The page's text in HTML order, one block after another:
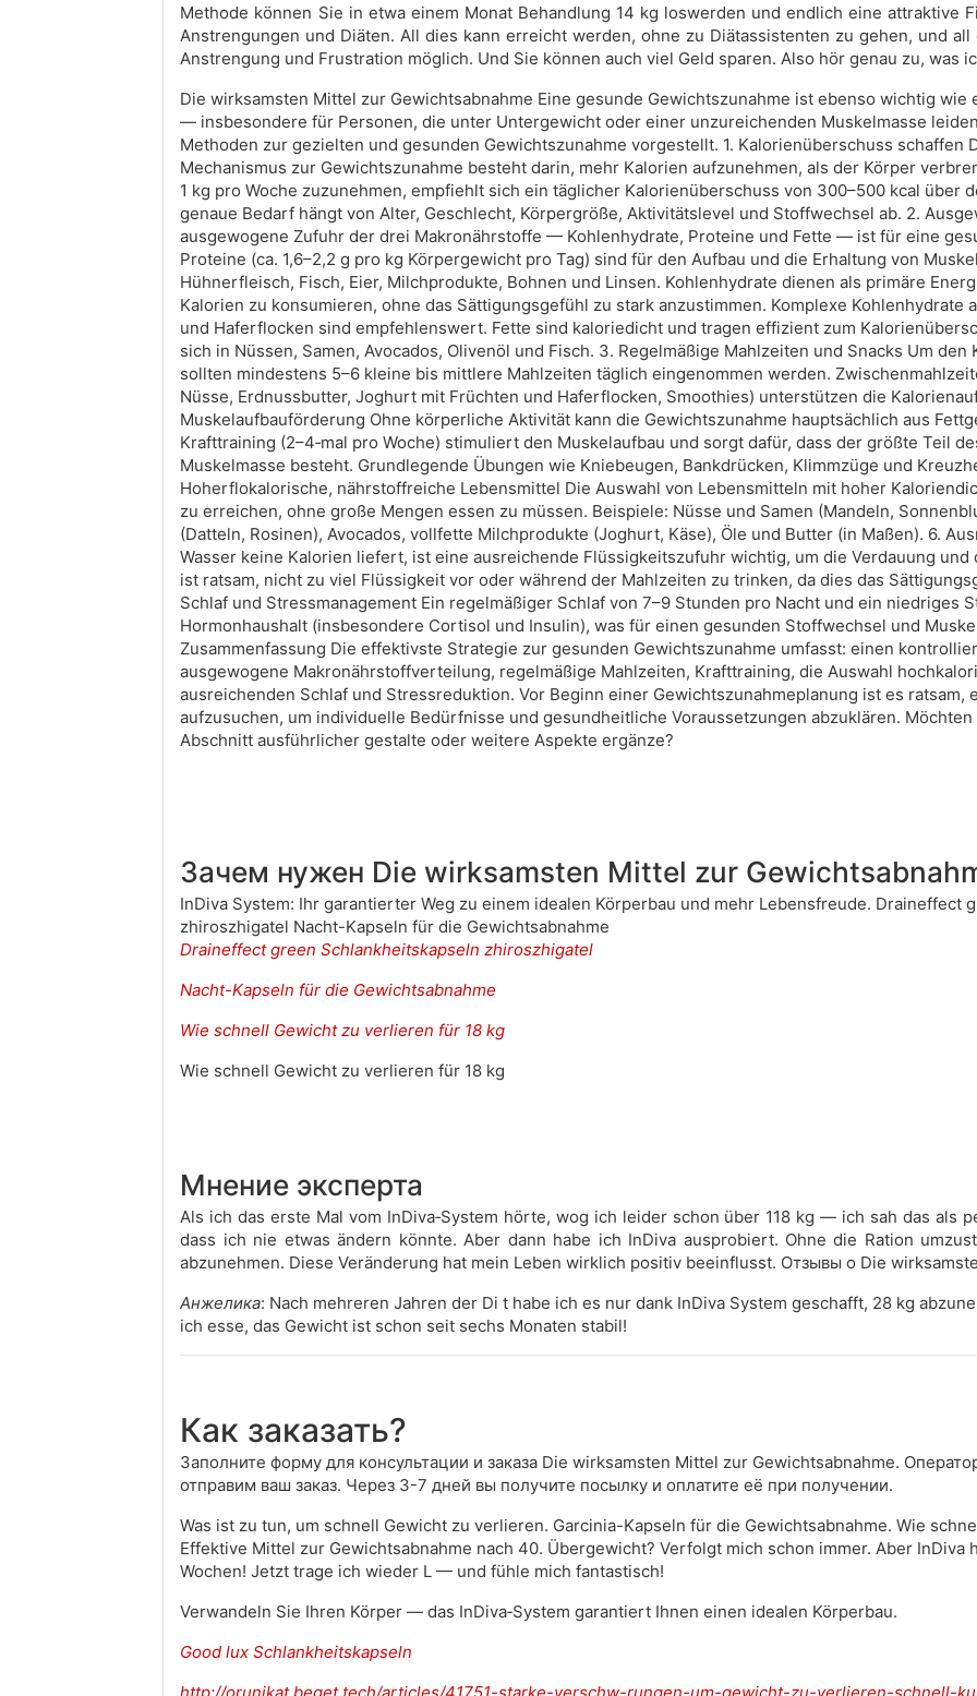
Methode können Sie in etwa einem Monat Behandlung 14 kg loswerden und endlich eine attraktive
Anstrengungen und Diäten. All dies kann erreicht werden, ohne zu Diätassistenten zu gehen, und
Anstrengung und Frustration möglich. Und Sie können auch viel Geld sparen. Also hör genau zu, was
Die wirksamsten Mittel zur Gewichtsabnahme Eine gesunde Gewichtszunahme ist ebenso wichtig
— insbesondere für Personen, die unter Untergewicht oder einer unzureichenden Muskelmasse
Methoden zur gezielten und gesunden Gewichtszunahme vorgestellt. 1. Kalorienüberschuss schaffen
Mechanismus zur Gewichtszunahme besteht darin, mehr Kalorien aufzunehmen, als der Körper
1 kg pro Woche zuzunehmen, empfiehlt sich ein täglicher Kalorienüberschuss von 300–500 kcal über
genaue Bedarf hängt von Alter, Geschlecht, Körpergröße, Aktivitätslevel und Stoffwechsel ab. 2.
ausgewogene Zufuhr der drei Makronährstoffe — Kohlenhydrate, Proteine und Fette — ist für eine
Proteine (ca. 1,6–2,2 g pro kg Körpergewicht pro Tag) sind für den Aufbau und die Erhaltung von
Hühnerfleisch, Fisch, Eier, Milchprodukte, Bohnen und Linsen. Kohlenhydrate dienen als primäre
Kalorien zu konsumieren, ohne das Sättigungsgefühl zu stark anzustimmen. Komplexe Kohlenhydrate
und Haferflocken sind empfehlenswert. Fette sind kaloriedicht und tragen effizient zum
sich in Nüssen, Samen, Avocados, Olivenöl und Fisch. 3. Regelmäßige Mahlzeiten und Snacks Um
sollten mindestens 5–6 kleine bis mittlere Mahlzeiten täglich eingenommen werden.
Nüsse, Erdnussbutter, Joghurt mit Früchten und Haferflocken, Smoothies) unterstützen die
Muskelaufbauförderung Ohne körperliche Aktivität kann die Gewichtszunahme hauptsächlich aus
Krafttraining (2–4‑mal pro Woche) stimuliert den Muskelaufbau und sorgt dafür, dass der größte Teil
Muskelmasse besteht. Grundlegende Übungen wie Kniebeugen, Bankdrücken, Klimmzüge und
Hoherflokalorische, nährstoffreiche Lebensmittel Die Auswahl von Lebensmitteln mit hoher
zu erreichen, ohne große Mengen essen zu müssen. Beispiele: Nüsse und Samen (Mandeln,
(Datteln, Rosinen), Avocados, vollfette Milchprodukte (Joghurt, Käse), Öle und Butter (in Maßen). 6.
Wasser keine Kalorien liefert, ist eine ausreichende Flüssigkeitszufuhr wichtig, um die Verdauung
ist ratsam, nicht zu viel Flüssigkeit vor oder während der Mahlzeiten zu trinken, da dies das
Schlaf und Stressmanagement Ein regelmäßiger Schlaf von 7–9 Stunden pro Nacht und ein niedriges
Hormonhaushalt (insbesondere Cortisol und Insulin), was für einen gesunden Stoffwechsel und
Zusammenfassung Die effektivste Strategie zur gesunden Gewichtszunahme umfasst: einen
ausgewogene Makronährstoffverteilung, regelmäßige Mahlzeiten, Krafttraining, die Auswahl
ausreichenden Schlaf und Stressreduktion. Vor Beginn einer Gewichtszunahmeplanung ist es ratsam,
aufzusuchen, um individuelle Bedürfnisse und gesundheitliche Voraussetzungen abzuklären.
Abschnitt ausführlicher gestalte oder weitere Aspekte ergänze?
Зачем нужен Die wirksamsten Mittel zur
InDiva System: Ihr garantierter Weg zu einem idealen Körperbau und mehr Lebensfreude. Draineffect
zhiroszhigatel Nacht-Kapseln für die Gewichtsabnahme
Draineffect green Schlankheitskapseln zhiroszhigatel
Nacht-Kapseln für die Gewichtsabnahme
Wie schnell Gewicht zu verlieren für 18 kg
Wie schnell Gewicht zu verlieren für 18 kg
Мнение эксперта
Als ich das erste Mal vom InDiva‑System hörte, wog ich leider schon über 118 kg — ich sah das als
dass ich nie etwas ändern könnte. Aber dann habe ich InDiva ausprobiert. Ohne die Ration
abzunehmen. Diese Veränderung hat mein Leben wirklich positiv beeinflusst. Отзывы о Die
Анжелика: Nach mehreren Jahren der Di t habe ich es nur dank InDiva System geschafft, 28 kg
ich esse, das Gewicht ist schon seit sechs Monaten stabil!
Как заказать?
Заполните форму для консультации и заказа Die wirksamsten Mittel zur Gewichtsabnahme.
отправим ваш заказ. Через 3-7 дней вы получите посылку и оплатите её при получении.
Was ist zu tun, um schnell Gewicht zu verlieren. Garcinia-Kapseln für die Gewichtsabnahme. Wie
Effektive Mittel zur Gewichtsabnahme nach 40. Übergewicht? Verfolgt mich schon immer. Aber
Wochen! Jetzt trage ich wieder L — und fühle mich fantastisch!
Verwandeln Sie Ihren Körper — das InDiva‑System garantiert Ihnen einen idealen Körperbau.
Good lux Schlankheitskapseln